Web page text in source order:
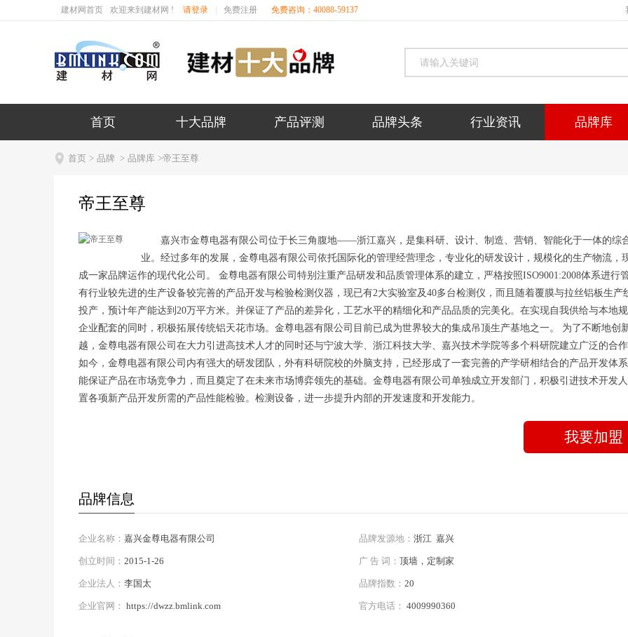
建材网首页 欢迎来到建材网 ! 请登录 免费注册 免费咨询：40088-59137
首页 十大品牌 产品评测 品牌头条 行业资讯 品牌库
 首页 > 品牌 > 品牌库 >帝王至尊
帝王至尊
嘉兴市金尊电器有限公司位于长三角腹地——浙江嘉兴，是集科研、设计、制造、营销、智能化于一体的综
业。经过多年的发展，金尊电器有限公司依托国际化的管理经营理念，专业化的研发设计，规模化的生产物流，
成一家品牌运作的现代化公司。 金尊电器有限公司特别注重产品研发和品质管理体系的建立，严格按照ISO9001:2008体系进行
有行业较先进的生产设备较完善的产品开发与检验检测仪器，现已有2大实验室及40多台检测仪，而且随着覆膜与拉丝铝板生产
投产，预计年产能达到20万平方米。并保证了产品的差异化，工艺水平的精细化和产品品质的完美化。在实现自我供给与本地
企业配套的同时，积极拓展传统铝天花市场。金尊电器有限公司目前已成为世界较大的集成吊顶生产基地之一。 为了不断地创
越，金尊电器有限公司在大力引进高技术人才的同时还与宁波大学、浙江科技大学、嘉兴技术学院等多个科研院建立广泛的合
如今，金尊电器有限公司内有强大的研发团队，外有科研院校的外脑支持，已经形成了一套完善的产学研相结合的产品开发体
能保证产品在市场竞争力，而且奠定了在未来市场博弈领先的基础。金尊电器有限公司单独成立开发部门，积极引进技术开发
置各项新产品开发所需的产品性能检验。检测设备，进一步提升内部的开发速度和开发能力。
我要加盟
品牌信息
企业名称： 嘉兴金尊电器有限公司 品牌发源地： 浙江 嘉兴
创立时间： 2015-1-26 广 告 词： 顶墙，定制家
企业法人： 李国太 品牌指数： 20
企业官网： https://dwzz.bmlink.com 官方电话： 4009990360